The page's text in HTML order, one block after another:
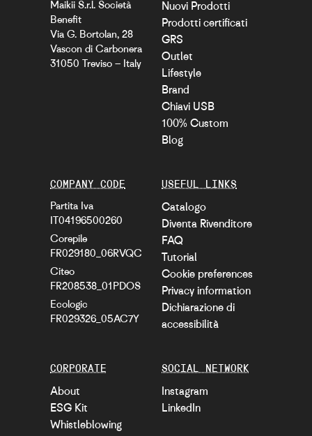
Maikii S.r.l. Società
Benefit
Via G. Bortolan, 28
Vascon di Carbonera
31050 Treviso – Italy
Nuovi Prodotti
Prodotti certificati
GRS
Outlet
Lifestyle
Brand
Chiavi USB
100% Custom
Blog
CORPORATE
About
ESG Kit
Whistleblowing
USEFUL LINKS
Catalogo
Diventa Rivenditore
FAQ
Tutorial
Cookie preferences
Privacy information
Dichiarazione di
accessibilità
COMPANY CODE
Partita Iva
IT04196500260
Corepile
FR029180_06RVQC
Citeo
FR208538_01PDOS
Ecologic
FR029326_05AC7Y
SOCIAL NETWORK
Instagram
LinkedIn